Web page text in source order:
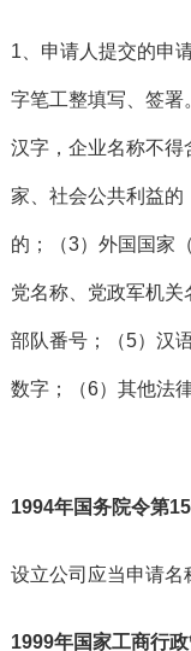
1、申请人提交的申
字笔工整填写、签署
汉字，企业名称不得
家、社会公共利益
的；（3）外国国家
党名称、党政军机关
部队番号；（5）汉
数字；（6）其他法
1994年国务院令第
设立公司应当申请名
1999年国家工商行